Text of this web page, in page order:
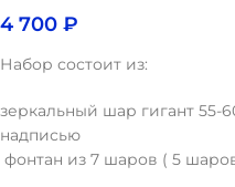
4 700 ₽
Набор состоит из:
зеркальный шар гигант 55-
надписью
фонтан из 7 шаров ( 5